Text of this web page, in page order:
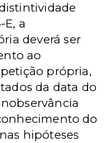
a
deverá ser
ao
própria,
da data do
do
hipóteses